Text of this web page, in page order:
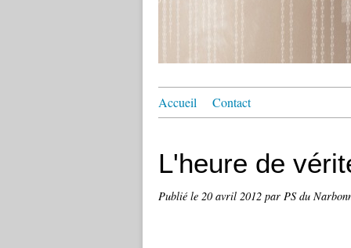
Accueil Contact
L'heure de
Publié le 20 avril 2012 par PS du